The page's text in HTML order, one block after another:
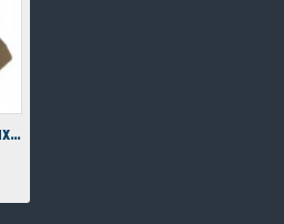
Комплект для откатных ворот FURNITEH XL-M до 400 кг, балка 6м.